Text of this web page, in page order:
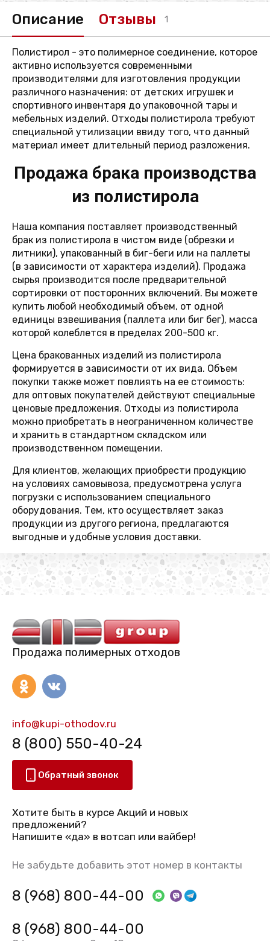
Описание Отзывы 1
Полистирол - это полимерное соединение, которое
активно используется современными
производителями для изготовления продукции
различного назначения: от детских игрушек и
спортивного инвентаря до упаковочной тары и
мебельных изделий. Отходы полистирола требуют
специальной утилизации ввиду того, что данный
материал имеет длительный период разложения.
Продажа брака производства
из полистирола
Наша компания поставляет производственный
брак из полистирола в чистом виде (обрезки и
литники), упакованный в биг-беги или на паллеты
(в зависимости от характера изделий). Продажа
сырья производится после предварительной
сортировки от посторонних включений. Вы можете
купить любой необходимый объем, от одной
единицы взвешивания (паллета или биг бег), масса
которой колеблется в пределах 200-500 кг.
Цена бракованных изделий из полистирола
формируется в зависимости от их вида. Объем
покупки также может повлиять на ее стоимость:
для оптовых покупателей действуют специальные
ценовые предложения. Отходы из полистирола
можно приобретать в неограниченном количестве
и хранить в стандартном складском или
производственном помещении.
Для клиентов, желающих приобрести продукцию
на условиях самовывоза, предусмотрена услуга
погрузки с использованием специального
оборудования. Тем, кто осуществляет заказ
продукции из другого региона, предлагаются
выгодные и удобные условия доставки.
Продажа полимерных отходов
info@kupi-othodov.ru
8 (800) 550-40-24
Обратный звонок
Хотите быть в курсе Акций и новых
предложений?
Напишите «да» в вотсап или вайбер!
Не забудьте добавить этот номер в контакты
8 (968) 800-44-00
8 (968) 800-44-00